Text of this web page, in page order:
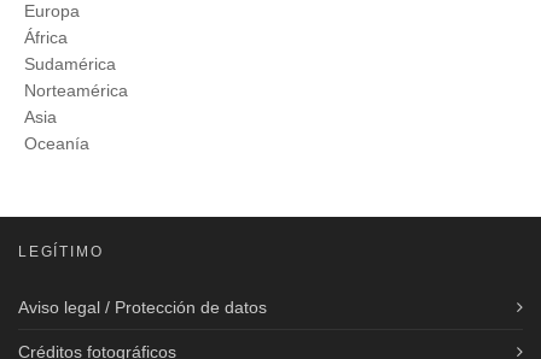
Europa
África
Sudamérica
Norteamérica
Asia
Oceanía
LEGÍTIMO
Aviso legal / Protección de datos
Créditos fotográficos